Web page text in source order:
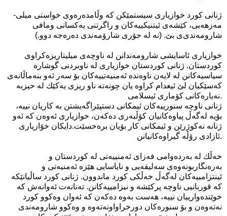
ژنانی‌ كورد خوازیاری سیستمێكن كه‌ وڵامده‌ره‌وی‌ خواستی میلی-
مه‌زهه‌بی، كێشه‌ی‌ ئیتنیكییه‌كان و راگرتنی‌ یه‌كسانی‌ ومافی
شارومه‌ندی‌ی بێ‌. (نه‌ له‌ جۆری شارۆمه‌ندی ده‌ره‌جه‌ دوو.)
خوازیاری‌ ئاسایشی شارومه‌ندانن له‌ ناوچه‌ی‌ میلیتاریزه‌كراوی
كوردستان. ژنانی‌ كوردستان خوازیاری‌ له‌ ناوبردنی‌ گوشاره‌
سیاسیه‌كانن له‌ لایه‌ن ناوه‌نده‌ ئه‌منیه‌تییه‌كان بۆ سه‌ر ئه‌و بنه‌ماڵانه‌ی
كه‌سێكیان لێ ئیعدام كراوه‌ یان چونه‌ته‌ ناو ریزی یه‌كێك له‌ حیزبه‌
نه‌یاره‌كانی‌ كۆماری‌ ئیسلامی‌.
ژنانی‌ ناوچه‌ سنورییه‌كان ئیمكانی‌ دستپێراگه‌یشتن به‌ كاریان نییه‌،
بۆیه‌ له‌گه‌ڵ پیاوه‌كانیان كۆڵبه‌ری‌ ده‌كه‌ن، خوازیاری‌ ئه‌وه‌ن كه‌ ئه‌و
ژنانه‌ نه‌كوژرێن و ئیمكانی‌ كار بۆیان بره‌خسێت.دایكان خۆازیاری‌
ئازادی‌ رۆڵه‌ گیراوه‌كانیانن.
خه‌ڵك له‌ به‌رده‌وامی فه‌زای‌ ئه‌منییه‌تی‌ له‌ كوردستان و
به‌ره‌نگاربونه‌وه‌ی‌ سه‌لیقه‌یی و نایاسایی هێزه‌ ئه‌منیه‌تی‌ و
ئینتزامییه‌كان له‌گه‌ڵ خه‌ڵكی‌ كورد ماندوون. ژنانی‌ كورد ساڵیانێكه‌
كه‌ قوربانیی‌ ناوچه‌ پركێشه‌ و نیزامییه‌كانن. ته‌نانه‌ت ئه‌وانه‌ش كه‌
خوێنده‌وارییان نییه‌، هه‌ست به‌وه‌ ده‌كه‌ن كه‌ ئه‌وان وه‌كوو كورد
نه‌ته‌وه‌ن و بۆ سنوره‌كان دورخراواونه‌ته‌وه‌ و وه‌كوو شارومه‌ندی‌